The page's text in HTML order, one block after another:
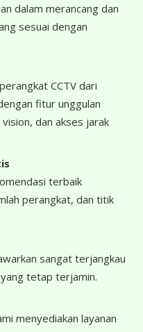
dalam merancang dan
sesuai dengan
CCTV dari
fitur unggulan
dan akses jarak
terbaik
perangkat, dan titik
sangat terjangkau
tetap terjamin.
menyediakan layanan